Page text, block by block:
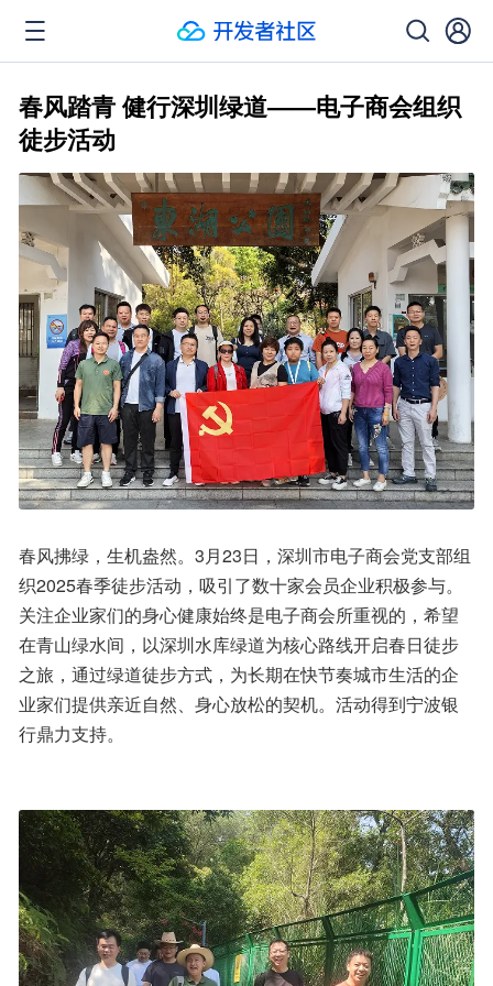
春风踏青 健行深圳绿道——电子商会组织
徒步活动
春风拂绿，生机盎然。3月23日，深圳市电子商会党支部组
织2025春季徒步活动，吸引了数十家会员企业积极参与。
关注企业家们的身心健康始终是电子商会所重视的，希望
在青山绿水间，以深圳水库绿道为核心路线开启春日徒步
之旅，通过绿道徒步方式，为长期在快节奏城市生活的企
业家们提供亲近自然、身心放松的契机。活动得到宁波银
行鼎力支持。